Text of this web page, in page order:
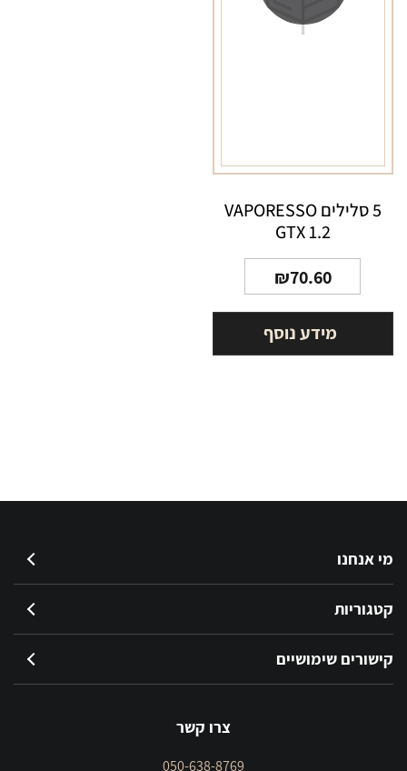
5 סלילים VAPORESSO
GTX 1.2
₪70.60
מידע נוסף
מי אנחנו
קטגוריות
קישורים שימושיים
צרו קשר
050-638-8769